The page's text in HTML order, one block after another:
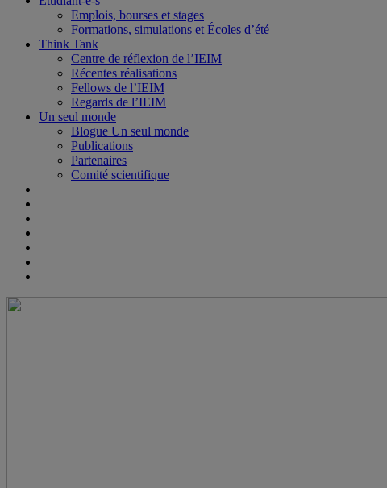
Emplois, bourses et stages
Formations, simulations et Écoles d’été
Think Tank
Centre de réflexion de l’IEIM
Récentes réalisations
Fellows de l’IEIM
Regards de l’IEIM
Un seul monde
Blogue Un seul monde
Publications
Partenaires
Comité scientifique